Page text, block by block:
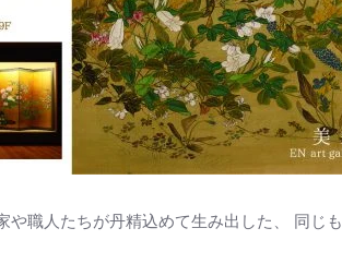
職人たちが丹精込めて生み出した、 同じ